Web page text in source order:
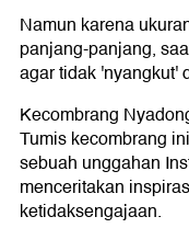
Namun karena
panjang-panjang,
agar tidak 'nyangkut'
Kecombrang
Tumis kecombrang
sebuah unggahan
menceritakan
ketidaksengajaan.